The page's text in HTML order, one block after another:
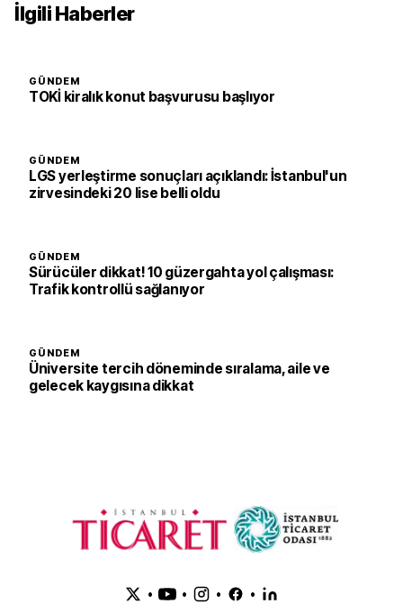
İlgili Haberler
GÜNDEM
TOKİ kiralık konut başvurusu başlıyor
GÜNDEM
LGS yerleştirme sonuçları açıklandı: İstanbul'un
zirvesindeki 20 lise belli oldu
GÜNDEM
Sürücüler dikkat! 10 güzergahta yol çalışması:
Trafik kontrollü sağlanıyor
GÜNDEM
Üniversite tercih döneminde sıralama, aile ve
gelecek kaygısına dikkat
• • • •